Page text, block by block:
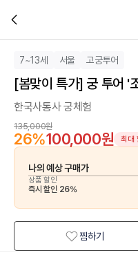
7~13세 서울 고궁투어
[봄맞이 특가] 궁 투어 '
한국사통사 궁체험
135,000원
26%100,000원 최대
나의 예상 구매가
상품 할인
즉시 할인 26%
찜하기